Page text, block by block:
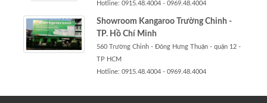
Hotline: 0915.48.4004 - 0969.48.4004
Showroom Kangaroo Trường Chinh -
TP. Hồ Chí Minh
560 Trường Chinh - Đông Hưng Thuận - quận 12 -
TP HCM
Hotline: 0915.48.4004 - 0969.48.4004